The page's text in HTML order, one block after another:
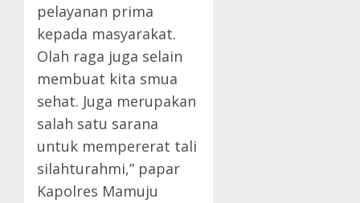
pelayanan prima
kepada masyarakat.
Olah raga juga selain
membuat kita smua
sehat. Juga merupakan
salah satu sarana
untuk mempererat tali
silahturahmi,” papar
Kapolres Mamuju